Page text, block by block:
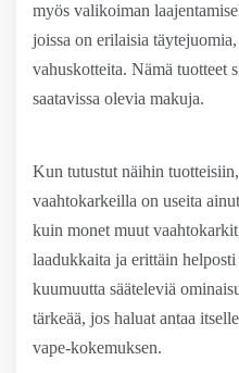
myös valikoiman
joissa on erilaisia
vahuskotteita. Nämä tuotteet
saatavissa olevia makuja.
Kun tutustut näihin
vaahtokarkeilla on useita
kuin monet muut
laadukkaita ja erittäin
kuumuutta sääteleviä
tärkeää, jos haluat antaa
vape-kokemuksen.